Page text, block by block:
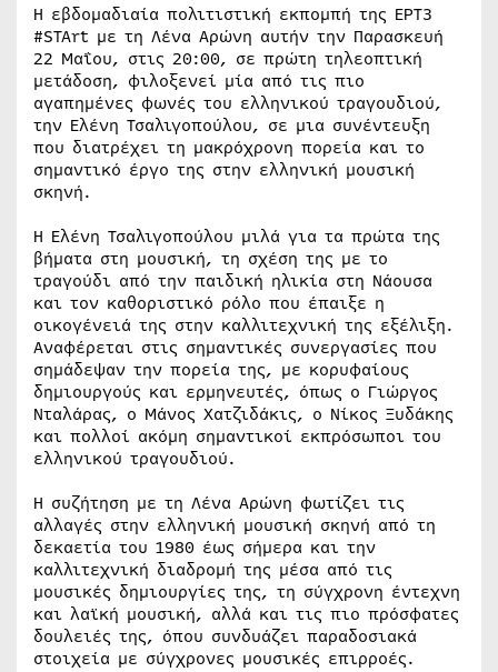
Η εβδομαδιαία πολιτιστική εκπομπή της ΕΡΤ3
#STArt με τη Λένα Αρώνη αυτήν την Παρασκευή
22 Μαΐου, στις 20:00, σε πρώτη τηλεοπτική
μετάδοση, φιλοξενεί μία από τις πιο
αγαπημένες φωνές του ελληνικού τραγουδιού,
την Ελένη Τσαλιγοπούλου, σε μια συνέντευξη
που διατρέχει τη μακρόχρονη πορεία και το
σημαντικό έργο της στην ελληνική μουσική
σκηνή.
Η Ελένη Τσαλιγοπούλου μιλά για τα πρώτα της
βήματα στη μουσική, τη σχέση της με το
τραγούδι από την παιδική ηλικία στη Νάουσα
και τον καθοριστικό ρόλο που έπαιξε η
οικογένειά της στην καλλιτεχνική της εξέλιξη.
Αναφέρεται στις σημαντικές συνεργασίες που
σημάδεψαν την πορεία της, με κορυφαίους
δημιουργούς και ερμηνευτές, όπως ο Γιώργος
Νταλάρας, ο Μάνος Χατζιδάκις, ο Νίκος Ξυδάκης
και πολλοί ακόμη σημαντικοί εκπρόσωποι του
ελληνικού τραγουδιού.
Η συζήτηση με τη Λένα Αρώνη φωτίζει τις
αλλαγές στην ελληνική μουσική σκηνή από τη
δεκαετία του 1980 έως σήμερα και την
καλλιτεχνική διαδρομή της μέσα από τις
μουσικές δημιουργίες της, τη σύγχρονη έντεχνη
και λαϊκή μουσική, αλλά και τις πιο πρόσφατες
δουλειές της, όπου συνδυάζει παραδοσιακά
στοιχεία με σύγχρονες μουσικές επιρροές.